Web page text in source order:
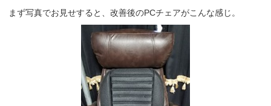
まず写真でお見せすると、改善後のPCチェアがこんな感じ。